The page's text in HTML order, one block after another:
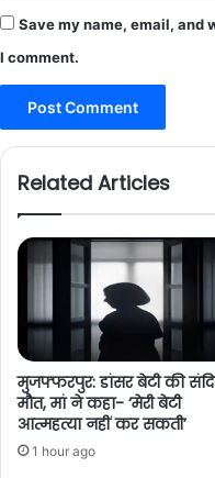
Save my name, email, and
I comment.
Related Articles
मुजफ्फरपुर: डांसर बेटी की
मौत, मां ने कहा- ‘मेरी बेटी
आत्महत्या नहीं कर सकती’
1 hour ago